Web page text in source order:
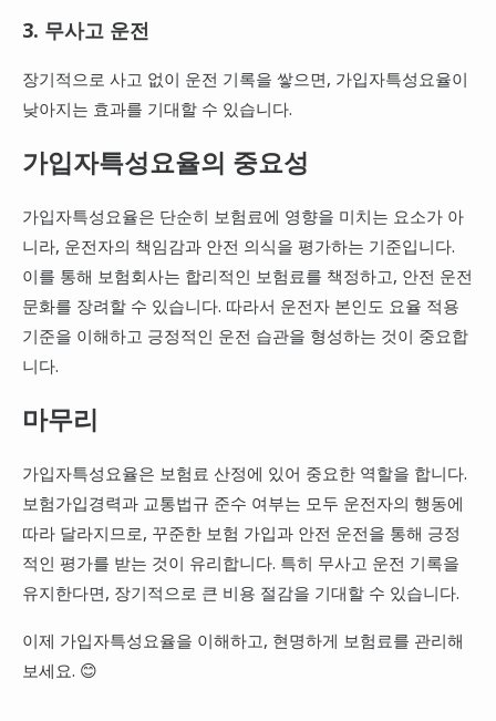
3. 무사고 운전
장기적으로 사고 없이 운전 기록을 쌓으면, 가입자특성요율이
낮아지는 효과를 기대할 수 있습니다.
가입자특성요율의 중요성
가입자특성요율은 단순히 보험료에 영향을 미치는 요소가 아
니라, 운전자의 책임감과 안전 의식을 평가하는 기준입니다.
이를 통해 보험회사는 합리적인 보험료를 책정하고, 안전 운전
문화를 장려할 수 있습니다. 따라서 운전자 본인도 요율 적용
기준을 이해하고 긍정적인 운전 습관을 형성하는 것이 중요합
니다.
마무리
가입자특성요율은 보험료 산정에 있어 중요한 역할을 합니다.
보험가입경력과 교통법규 준수 여부는 모두 운전자의 행동에
따라 달라지므로, 꾸준한 보험 가입과 안전 운전을 통해 긍정
적인 평가를 받는 것이 유리합니다. 특히 무사고 운전 기록을
유지한다면, 장기적으로 큰 비용 절감을 기대할 수 있습니다.
이제 가입자특성요율을 이해하고, 현명하게 보험료를 관리해
보세요. 😊